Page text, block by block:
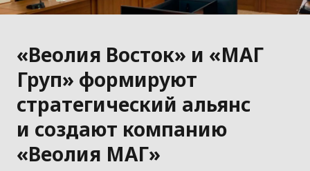
«Веолия Восток» и «МАГ
Груп» формируют
стратегический альянс
и создают компанию
«Веолия МАГ»